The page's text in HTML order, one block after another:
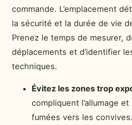
commande. L’emplacement
la sécurité et la durée de vie
Prenez le temps de mesurer,
déplacements et d’identifier
techniques.
Évitez les zones trop
compliquent l’allumage
fumées vers les convives.